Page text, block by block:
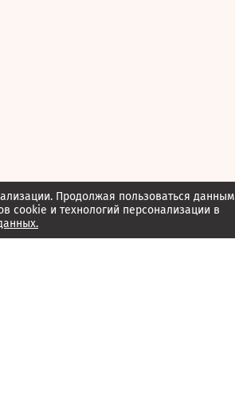
Продолжая пользоваться данным
cookie и технологий персонализации в